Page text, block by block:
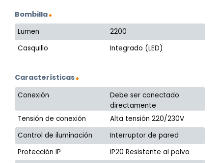
Bombilla
Lumen
2200
Casquillo
Integrado (LED)
Características
Conexión
Debe ser conectado
directamente
Tensión de conexión
Alta tensión 220/230V
Control de iluminación
Interruptor de pared
Protección IP
IP20 Resistente al polvo